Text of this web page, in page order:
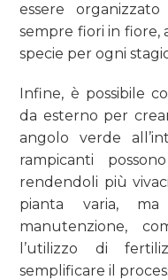
essere
sempre fiori in
specie per ogni
Infine, è possibile
da esterno per
angolo verde
rampicanti
rendendoli più
pianta varia,
manutenzione,
l’utilizzo di
semplificare il